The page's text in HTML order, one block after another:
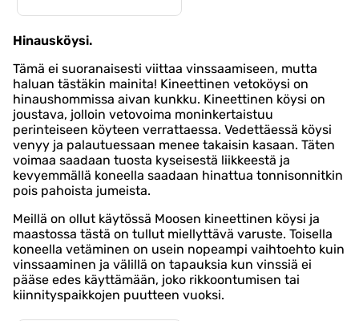
Hinausköysi.
Tämä ei suoranaisesti viittaa vinssaamiseen, mutta
haluan tästäkin mainita! Kineettinen vetoköysi on
hinaushommissa aivan kunkku. Kineettinen köysi on
joustava, jolloin vetovoima moninkertaistuu
perinteiseen köyteen verrattaessa. Vedettäessä köysi
venyy ja palautuessaan menee takaisin kasaan. Täten
voimaa saadaan tuosta kyseisestä liikkeestä ja
kevyemmällä koneella saadaan hinattua tonnisonnitkin
pois pahoista jumeista.
Meillä on ollut käytössä Moosen kineettinen köysi ja
maastossa tästä on tullut miellyttävä varuste. Toisella
koneella vetäminen on usein nopeampi vaihtoehto kuin
vinssaaminen ja välillä on tapauksia kun vinssiä ei
pääse edes käyttämään, joko rikkoontumisen tai
kiinnityspaikkojen puutteen vuoksi.